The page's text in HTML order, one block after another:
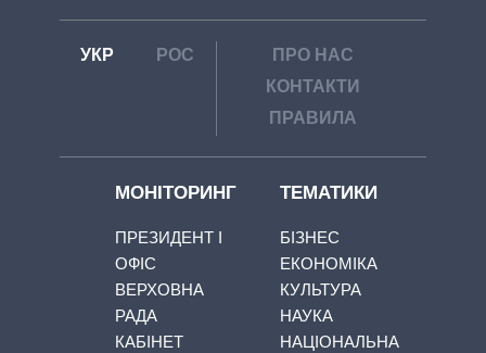
УКР РОС
ПРО НАС
КОНТАКТИ
ПРАВИЛА
МОНІТОРИНГ
ПРЕЗИДЕНТ І
ОФІС
ВЕРХОВНА
РАДА
КАБІНЕТ
ТЕМАТИКИ
БІЗНЕС
ЕКОНОМІКА
КУЛЬТУРА
НАУКА
НАЦІОНАЛЬНА